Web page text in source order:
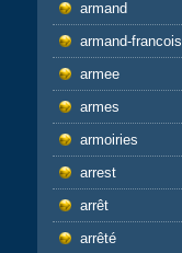
armand
armand-francois
armee
armes
armoiries
arrest
arrêt
arrêté